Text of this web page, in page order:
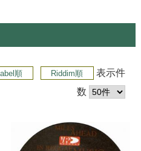
順 Riddim順
表示件
数